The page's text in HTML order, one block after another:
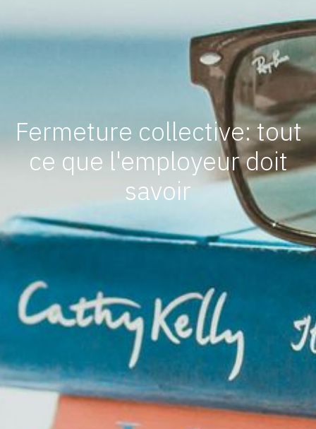
Fermeture collective: tout
ce que l'employeur doit
savoir